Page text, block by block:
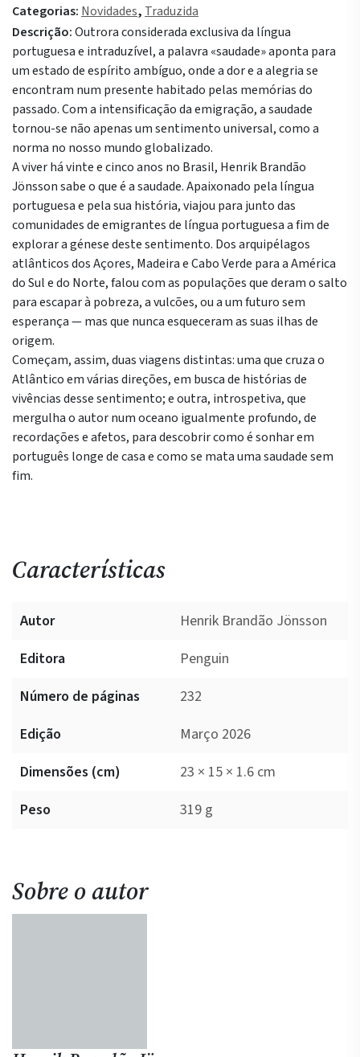
Categorias: Novidades, Traduzida
Descrição:Outrora considerada exclusiva da língua
portuguesa e intraduzível, a palavra «saudade» aponta para
um estado de espírito ambíguo, onde a dor e a alegria se
encontram num presente habitado pelas memórias do
passado. Com a intensificação da emigração, a saudade
tornou-se não apenas um sentimento universal, como a
norma no nosso mundo globalizado.
A viver há vinte e cinco anos no Brasil, Henrik Brandão
Jönsson sabe o que é a saudade. Apaixonado pela língua
portuguesa e pela sua história, viajou para junto das
comunidades de emigrantes de língua portuguesa a fim de
explorar a génese deste sentimento. Dos arquipélagos
atlânticos dos Açores, Madeira e Cabo Verde para a América
do Sul e do Norte, falou com as populações que deram o salto
para escapar à pobreza, a vulcões, ou a um futuro sem
esperança — mas que nunca esqueceram as suas ilhas de
origem.
Começam, assim, duas viagens distintas: uma que cruza o
Atlântico em várias direções, em busca de histórias de
vivências desse sentimento; e outra, introspetiva, que
mergulha o autor num oceano igualmente profundo, de
recordações e afetos, para descobrir como é sonhar em
português longe de casa e como se mata uma saudade sem
fim.
Características
Autor
Henrik Brandão Jönsson
Editora
Penguin
Número de páginas
232
Edição
Março 2026
Dimensões (cm)
23 × 15 × 1.6 cm
Peso
319 g
Sobre o autor